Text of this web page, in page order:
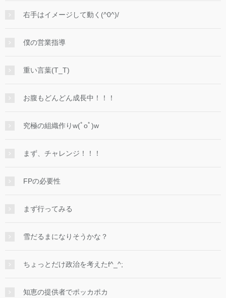
右手はイメージして動く(^0^)/
僕の営業指導
重い言葉(T_T)
お腹もどんどん成長中！！！
究極の組織作りw(ﾟoﾟ)w
まず、チャレンジ！！！
FPの必要性
まず行ってみる
雪だるまになりそうかな？
ちょっとだけ政治を考えたf^_^;
知恵の提供者でポッカポカ